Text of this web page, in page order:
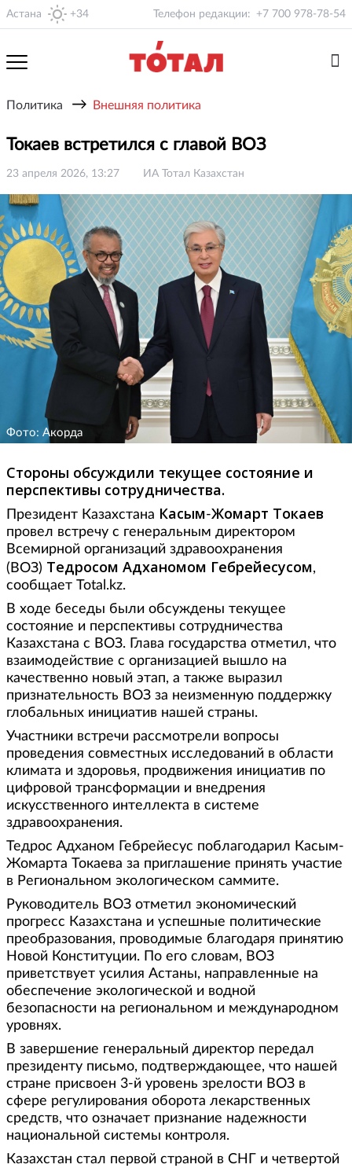
Астана +34 Телефон редакции: +7 700 978-78-54
Политика → Внешняя политика
Токаев встретился с главой ВОЗ
23 апреля 2026, 13:27 ИА Тотал Казахстан
Фото: Акорда
Стороны обсуждили текущее состояние и
перспективы сотрудничества.
Президент Казахстана Касым-Жомарт Токаев
провел встречу с генеральным директором
Всемирной организаций здравоохранения
(ВОЗ) Тедросом Адханомом Гебрейесусом,
сообщает Total.kz.
В ходе беседы были обсуждены текущее
состояние и перспективы сотрудничества
Казахстана с ВОЗ. Глава государства отметил, что
взаимодействие с организацией вышло на
качественно новый этап, а также выразил
признательность ВОЗ за неизменную поддержку
глобальных инициатив нашей страны.
Участники встречи рассмотрели вопросы
проведения совместных исследований в области
климата и здоровья, продвижения инициатив по
цифровой трансформации и внедрения
искусственного интеллекта в системе
здравоохранения.
Тедрос Адханом Гебрейесус поблагодарил Касым-
Жомарта Токаева за приглашение принять участие
в Региональном экологическом саммите.
Руководитель ВОЗ отметил экономический
прогресс Казахстана и успешные политические
преобразования, проводимые благодаря принятию
Новой Конституции. По его словам, ВОЗ
приветствует усилия Астаны, направленные на
обеспечение экологической и водной
безопасности на региональном и международном
уровнях.
В завершение генеральный директор передал
президенту письмо, подтверждающее, что нашей
стране присвоен 3-й уровень зрелости ВОЗ в
сфере регулирования оборота лекарственных
средств, что означает признание надежности
национальной системы контроля.
Казахстан стал первой страной в СНГ и четвертой